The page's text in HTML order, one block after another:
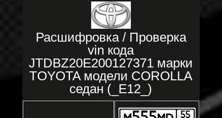
Расшифровка / Проверка
vin кода
JTDBZ20E200127371 марки
TOYOTA модели COROLLA
седан (_E12_)